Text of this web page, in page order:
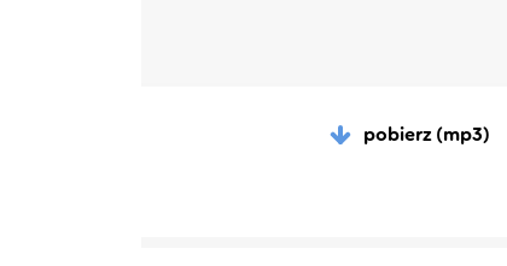
pobierz (mp3)